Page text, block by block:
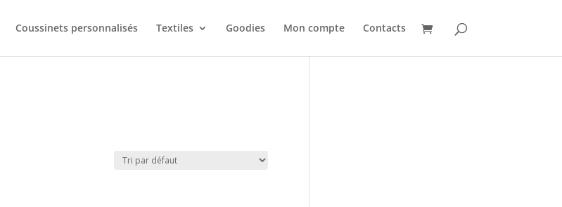
Coussinets personnalisés Textiles Goodies Mon compte Contacts